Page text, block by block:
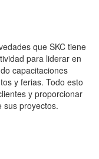
que SKC tiene
para liderar en
capacitaciones
y ferias. Todo esto
y proporcionar
sus proyectos.